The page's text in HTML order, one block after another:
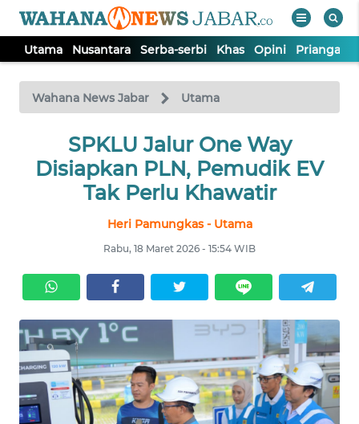
Utama Nusantara Serba-serbi Khas Opini Priangan
Wahana News Jabar Utama
SPKLU Jalur One Way
Disiapkan PLN, Pemudik EV
Tak Perlu Khawatir
Heri Pamungkas - Utama
Rabu, 18 Maret 2026 - 15:54 WIB
TV
Tutup
NUSANTARA
KHAS
OPINI
PRIANGAN
TIMUR